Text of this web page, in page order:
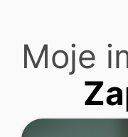
Moje